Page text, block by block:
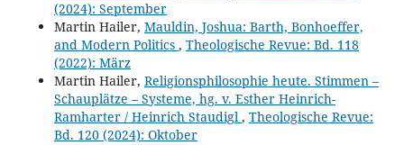
(2024): September
Martin Hailer, Mauldin, Joshua: Barth, Bonhoeffer,
and Modern Politics , Theologische Revue: Bd. 118
(2022): März
Martin Hailer, Religionsphilosophie heute. Stimmen –
Schauplätze – Systeme, hg. v. Esther Heinrich-
Ramharter / Heinrich Staudigl , Theologische Revue:
Bd. 120 (2024): Oktober